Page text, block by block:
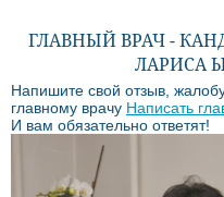
ГЛАВНЫЙ ВРАЧ -
ЛАРИСА
Напишите свой отзыв,
главному врачу Написать
И вам обязательно ответят!